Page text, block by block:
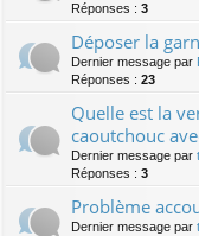
Réponses : 3
Déposer la
Dernier message par
Réponses : 23
Quelle est la
caoutchouc
Dernier message par
Réponses : 3
Problème
Dernier message par